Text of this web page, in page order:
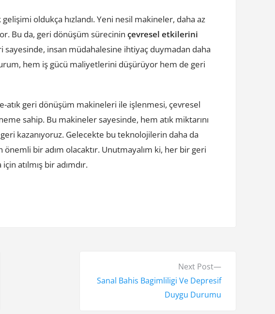
oldukça hızlandı. Yeni nesil makineler, daha az
Bu da, geri dönüşüm sürecininçevresel etkilerini
sayesinde, insan müdahalesine ihtiyaç duymadan daha
hem iş gücü maliyetlerini düşürüyor hem de geri
e-atık geri dönüşüm makineleri ile işlenmesi, çevresel
sahip. Bu makineler sayesinde, hem atık miktarını
kazanıyoruz. Gelecekte bu teknolojilerin daha da
bir adım olacaktır. Unutmayalım ki, her bir geri
atılmış bir adımdır.
Next Post
N
e
x
Sanal Bahis Bagimliligi Ve Depresif
Duygu Durumu